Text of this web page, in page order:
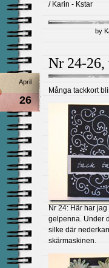
/ Karin - Kstar
by
Nr 24-
April
26
Många tackkort
Nr 24: Här har
gelpenna. Under
silke där
skärmaskinen.